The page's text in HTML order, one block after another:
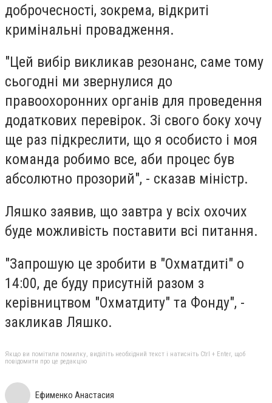
доброчесності, зокрема, відкриті
кримінальні провадження.
"Цей вибір викликав резонанс, саме тому
сьогодні ми звернулися до
правоохоронних органів для проведення
додаткових перевірок. Зі свого боку хочу
ще раз підкреслити, що я особисто і моя
команда робимо все, аби процес був
абсолютно прозорий", - сказав міністр.
Ляшко заявив, що завтра у всіх охочих
буде можливість поставити всі питання.
"Запрошую це зробити в "Охматдиті" о
14:00, де буду присутній разом з
керівництвом "Охматдиту" та Фонду", -
закликав Ляшко.
Якщо ви помітили помилку, виділіть необхідний текст і натисніть Ctrl + Enter, щоб
повідомити про це редакцію
Ефименко Анастасия